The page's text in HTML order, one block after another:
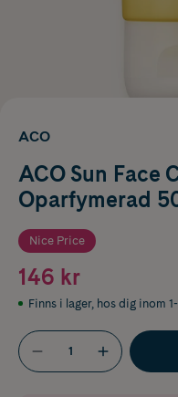
ACO
ACO Sun Face
Oparfymerad
Nice Price
146 kr
Finns i lager, hos dig inom